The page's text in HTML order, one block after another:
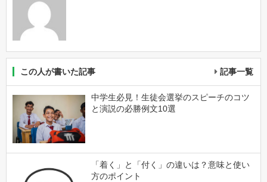
この人が書いた記事 記事一覧
中学生必見！生徒会選挙のスピーチのコツ
と演説の必勝例文10選
「着く」と「付く」の違いは？意味と使い
方のポイント